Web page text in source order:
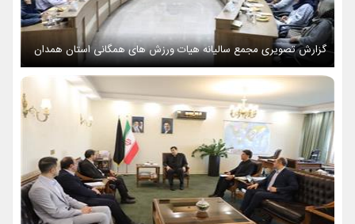
گزارش تصویری مجمع سالیانه هیات ورزش های همگانی استان همدان